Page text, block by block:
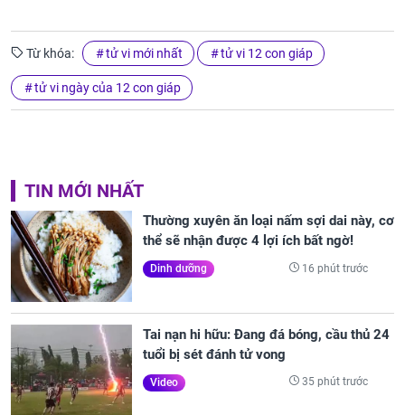
Từ khóa: tử vi mới nhất tử vi 12 con giáp
tử vi ngày của 12 con giáp
TIN MỚI NHẤT
Thường xuyên ăn loại nấm sợi dai này, cơ
thể sẽ nhận được 4 lợi ích bất ngờ!
Dinh dưỡng 16 phút trước
Tai nạn hi hữu: Đang đá bóng, cầu thủ 24
tuổi bị sét đánh tử vong
Video 35 phút trước